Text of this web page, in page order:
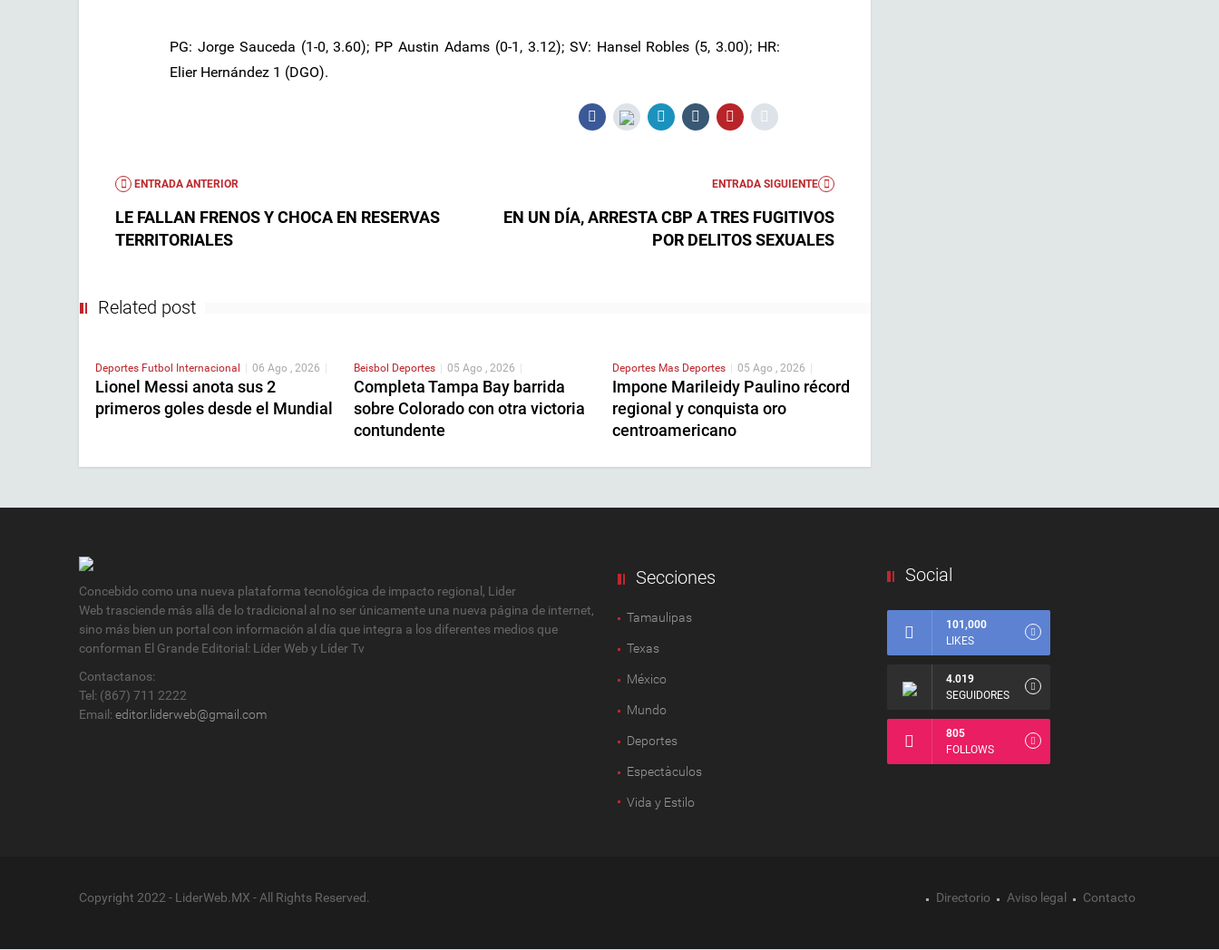
PG: Jorge Sauceda (1-0, 3.60); PP Austin Adams (0-1, 3.12); SV: Hansel Robles (5, 3.00); HR:
Elier Hernández 1 (DGO).
ENTRADA ANTERIOR
LE FALLAN FRENOS Y CHOCA EN RESERVAS
TERRITORIALES
ENTRADA SIGUIENTE
EN UN DÍA, ARRESTA CBP A TRES FUGITIVOS
POR DELITOS SEXUALES
Related post
Deportes Futbol Internacional | 06 Ago , 2026 |
Lionel Messi anota sus 2
primeros goles desde el Mundial
Beisbol Deportes | 05 Ago , 2026 |
Completa Tampa Bay barrida
sobre Colorado con otra victoria
contundente
Deportes Mas Deportes | 05 Ago , 2026 |
Impone Marileidy Paulino récord
regional y conquista oro
centroamericano
Concebido como una nueva plataforma tecnológica de impacto regional, Lider
Web trasciende más allá de lo tradicional al no ser únicamente una nueva página de internet,
sino más bien un portal con información al día que integra a los diferentes medios que
conforman El Grande Editorial: Líder Web y Líder Tv
Contactanos:
Tel: (867) 711 2222
Email: editor.liderweb@gmail.com
Secciones
Tamaulipas
Texas
México
Mundo
Deportes
Espectàculos
Vida y Estilo
Social
101,000
LIKES
4.019
SEGUIDORES
805
FOLLOWS
Copyright 2022 - LiderWeb.MX - All Rights Reserved. Directorio Aviso legal Contacto